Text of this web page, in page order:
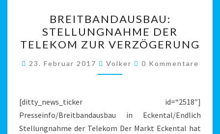
STELLUNGNAHME
DER
TELEKOM
ZUR
VERZÖGERUNG
BREITBANDAUSBAU:
STELLUNGNAHME DER
TELEKOM ZUR VERZÖGERUNG
23. Februar 2017 Volker Kommentare
0 Kommentare
[ditty_news_ticker id=“2518″]
Presseinfo/Breitbandausbau in Eckental/Endlich
Stellungnahme der Telekom Der Markt Eckental hat